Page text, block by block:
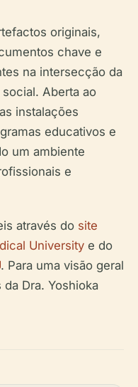
originais,
chave e
na intersecção da
Aberta ao
instalações
educativos e
um ambiente
e
através do site
University e do
. Para uma visão geral
Dra. Yoshioka